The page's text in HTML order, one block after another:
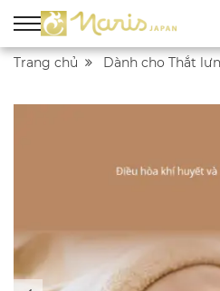
Trang chủ Dành cho Thắt